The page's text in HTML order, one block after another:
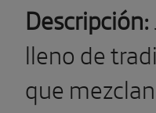
Descripción:
lleno de
que